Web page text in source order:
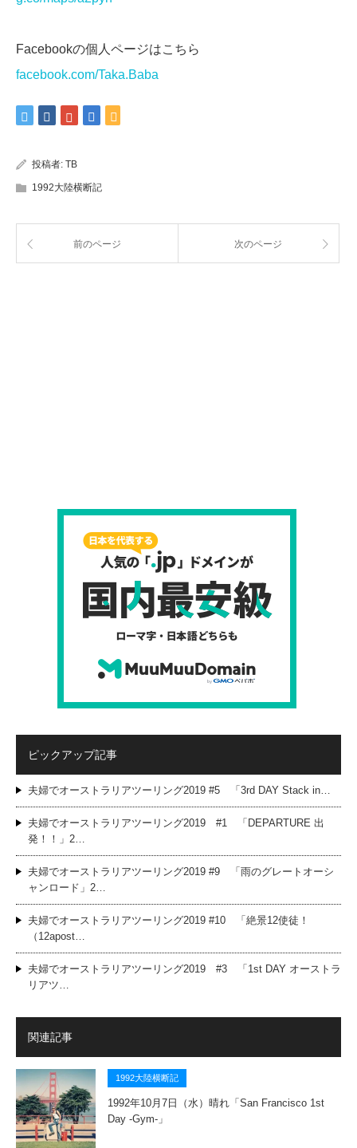
Facebookの個人ページはこちら
facebook.com/Taka.Baba
投稿者: TB
1992大陸横断記
前のページ 次のページ
ピックアップ記事
夫婦でオーストラリアツーリング2019 #5 「3rd DAY Stack in…
夫婦でオーストラリアツーリング2019 #1 「DEPARTURE 出
発！！」2…
夫婦でオーストラリアツーリング2019 #9 「雨のグレートオーシ
ャンロード」2…
夫婦でオーストラリアツーリング2019 #10 「絶景12使徒！
（12apost…
夫婦でオーストラリアツーリング2019 #3 「1st DAY オーストラ
リアツ…
関連記事
1992大陸横断記
1992年10月7日（水）晴れ「San Francisco 1st
Day -Gym-」